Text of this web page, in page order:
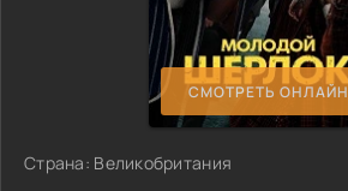
СМОТРЕТЬ ОНЛАЙН
Страна: Великобритания